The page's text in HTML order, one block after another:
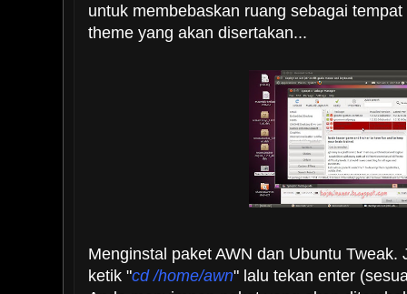
untuk membebaskan ruang sebagai
theme yang akan disertakan...
Menginstal paket AWN dan Ubuntu Tweak.
ketik "cd /home/awn" lalu tekan enter